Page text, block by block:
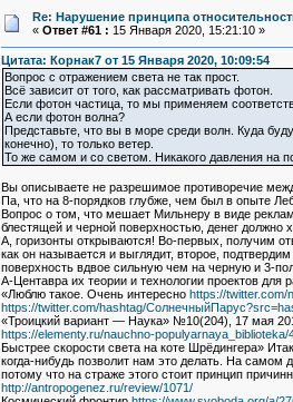
Re: Нарушение принципа
« Ответ #61 : 15 Января 2020, 15:21:10 »
Цитата: Корнак7 от 15 Января 2020, 10:09:54
Вопрос с отражением света не так прост.
Всё зависит от того, как рассматривать фотон.
Если фотон частица, то мы применяем
А если фотон волна?
Представьте, что вы в море среди волн. Куда
конечно), то только ветер.
То же самом и со светом. Никакого давления на
Вы описываете не разрешимое противоречие
Па, что на 8-порядков глубже, чем был в опыте
Вопрос о том, что мешает Мильнеру в виде
блестящей и черной поверхностью, денег должно
А, горизонты открываются! Во-первых, получим
как он называется и выглядит, второе,
поверхность вдвое сильную чем на черную и 3-
А-Центавра их теории и технологии проектов
«Люблю такое. Очень интересно https://twitter.com/
https://twitter.com/hashtag/
«Троицкий вариант — Наука» №10(204), 17 мая
https://elementy.ru/nauchno-
Быстрее скорости света на коте Шрёдингера»
когда-нибудь позволит нам это делать. На самом
потому что на страже этого стоит принцип
http://antropogenez.ru/review/1071/